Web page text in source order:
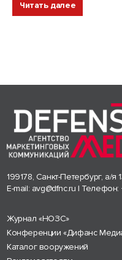
Читать далее
199178, Санкт-Петербург, а/я
E-mail: avg@dfnc.ru | Телефон:
Журнал «НОЗС»
Конференции «Дифанс
Каталог вооружений